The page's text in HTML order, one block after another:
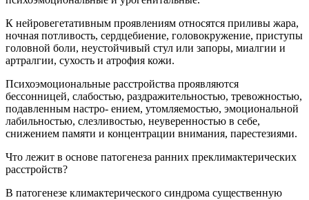
К нейровегетативным проявлениям относятся приливы жара,
ночная потливость, сердцебиение, головокружение, приступы
головной боли, неустойчивый стул или запоры, миалгии и
артралгии, сухость и атрофия кожи.
Психоэмоциональные расстройства проявляются
бессонницей, слабостью, раздражительностью, тревожностью,
подавленным настро- ением, утомляемостью, эмоциональной
лабильностью, слезливостью, неуверенностью в себе,
снижением памяти и концентрации внимания, парестезиями.
Что лежит в основе патогенеза ранних преклимактерических
расстройств?
В патогенезе климактерического синдрома существенную